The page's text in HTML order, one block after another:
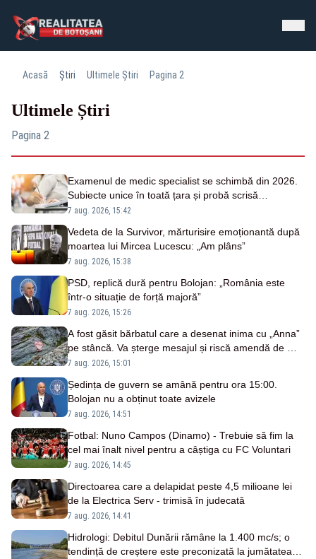
Acasă Știri Ultimele Știri Pagina 2
Ultimele Știri
Pagina 2
Examenul de medic specialist se schimbă din 2026.
Subiecte unice în toată țara și probă scrisă
organizată simultan
7 aug. 2026, 15:42
Vedeta de la Survivor, mărturisire emoționantă după
moartea lui Mircea Lucescu: „Am plâns”
7 aug. 2026, 15:38
PSD, replică dură pentru Bolojan: „România este
într-o situație de forță majoră”
7 aug. 2026, 15:26
A fost găsit bărbatul care a desenat inima cu „Anna”
pe stâncă. Va șterge mesajul și riscă amendă de mii
de lei
7 aug. 2026, 15:01
Ședința de guvern se amână pentru ora 15:00.
Bolojan nu a obținut toate avizele
7 aug. 2026, 14:51
Fotbal: Nuno Campos (Dinamo) - Trebuie să fim la
cel mai înalt nivel pentru a câștiga cu FC Voluntari
7 aug. 2026, 14:45
Directoarea care a delapidat peste 4,5 milioane lei
de la Electrica Serv - trimisă în judecată
7 aug. 2026, 14:41
Hidrologi: Debitul Dunării rămâne la 1.400 mc/s; o
tendință de creștere este preconizată la jumătatea